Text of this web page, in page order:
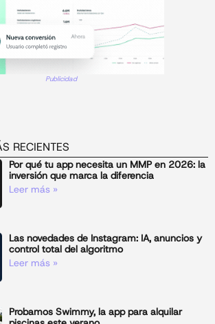
Publicidad
RECIENTES
Por qué tu app necesita un MMP en 2026: la
inversión que marca la diferencia
Leer más »
Las novedades de Instagram: IA, anuncios y
control total del algoritmo
Leer más »
Probamos Swimmy, la app para alquilar